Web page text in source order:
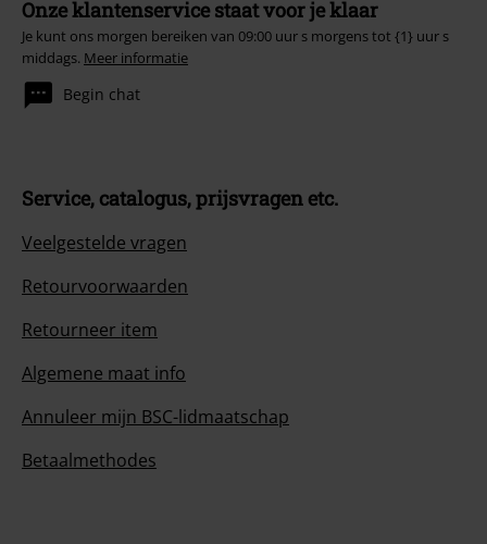
18. Lost Johnny (50th Anniversary Steven Wilson Remix)
19. Motorhead
20. On Parole
23. City Kids
Fools
26. Leaving Here
27. Lost Johnny
Onze klantenservice staat voor je klaar
Je kunt ons morgen bereiken van 09:00 uur s morgens tot {1} uur s
middags. Meer informatie
Begin chat
Service, catalogus, prijsvragen etc.
Veelgestelde vragen
Retourvoorwaarden
Retourneer item
Algemene maat info
Annuleer mijn BSC-lidmaatschap
Betaalmethodes